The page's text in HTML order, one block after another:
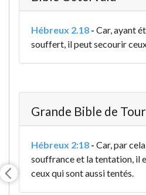
Hébreux 2.18 - Car, ayant
souffert, il peut secourir
Grande Bible de
Hébreux 2:18 - Car, par
souffrance et la tentation, il
ceux qui sont aussi tentés.